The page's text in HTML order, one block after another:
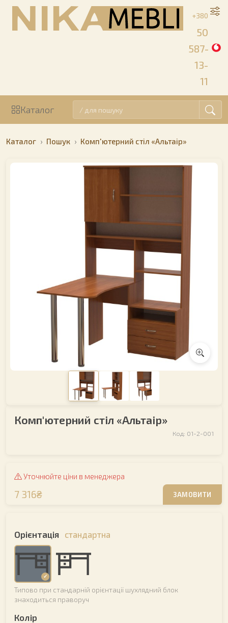
+380
50
587-
13-
11
Каталог
Каталог Пошук Комп'ютерний стіл «Альтаір»
Комп'ютерний стіл «Альтаір»
Код: 01-2-001
Уточнюйте ціни в менеджера
7 316₴ ЗАМОВИТИ
Орієнтація стандартна
Типово при стандарній орієнтації шухлядний блок
знаходиться праворуч
Колір